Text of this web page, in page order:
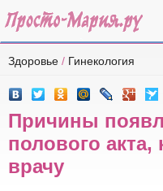
Здоровье / Гинекология
Причины
полового акта,
врачу